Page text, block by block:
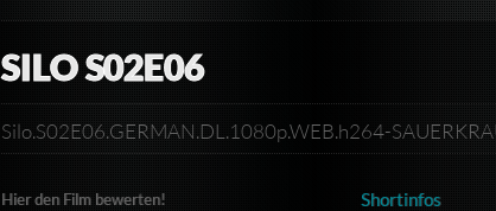
SILO S02E06
Silo.S02E06.GERMAN.DL.1080p.WEB.h264-
Hier den Film bewerten! Shortinfos